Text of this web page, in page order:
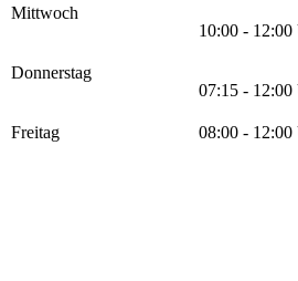
Mittwoch
10:00 - 12:00
Donnerstag
07:15 - 12:00
Freitag 08:00 - 12:00